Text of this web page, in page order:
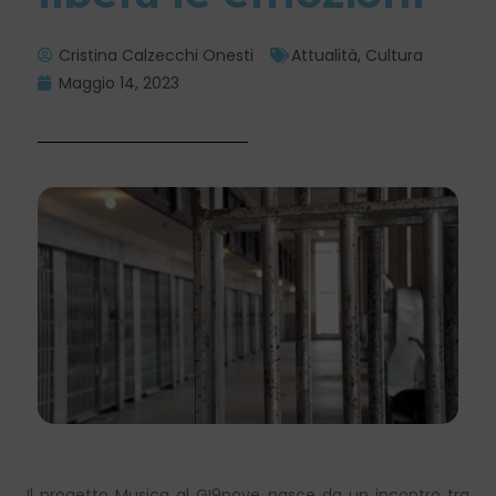
Cristina Calzecchi Onesti Attualità, Cultura
Maggio 14, 2023